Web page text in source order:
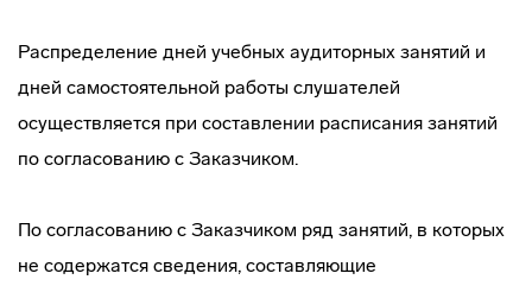
Распределение дней учебных аудиторных занятий и
дней самостоятельной работы слушателей
осуществляется при составлении расписания занятий
по согласованию с Заказчиком.
По согласованию с Заказчиком ряд занятий, в которых
не содержатся сведения, составляющие